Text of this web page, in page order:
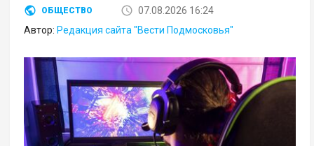
ОБЩЕСТВО
07.08.2026 16:24
Автор: Редакция сайта "Вести Подмосковья"